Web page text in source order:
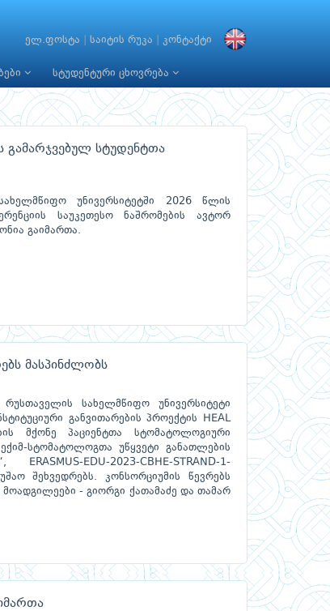
ელ.ფოსტა საიტის რუკა კონტაქტი
სტუდენტური ცხოვრება
გამარჯვებულ სტუდენტთა
უნივერსიტეტში 2026 წლის
საუკეთესო ნაშრომების ავტორ
გაიმართა.
მასპინძლობს
სახელმწიფო უნივერსიტეტი
განვითარების პროექტის HEAL
მქონე პაციენტთა სტომატოლოგიური
სტომატოლოგთა უწყვეტი განათლების
EDU-2023-CBHE-STRAND-1-
შეხვედრებს. კონსორციუმის წევრებს
- გიორგი ქათამაძე და თამარ